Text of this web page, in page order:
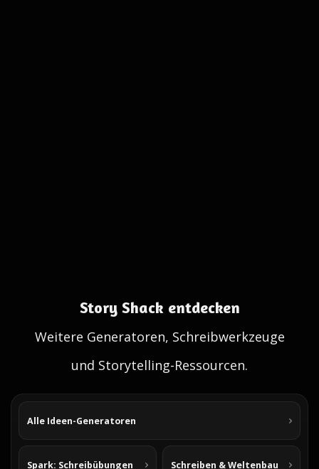
Story Shack entdecken
Weitere Generatoren, Schreibwerkzeuge
und Storytelling-Ressourcen.
Alle Ideen-Generatoren
Spark: Schreibübungen Schreiben & Weltenbau